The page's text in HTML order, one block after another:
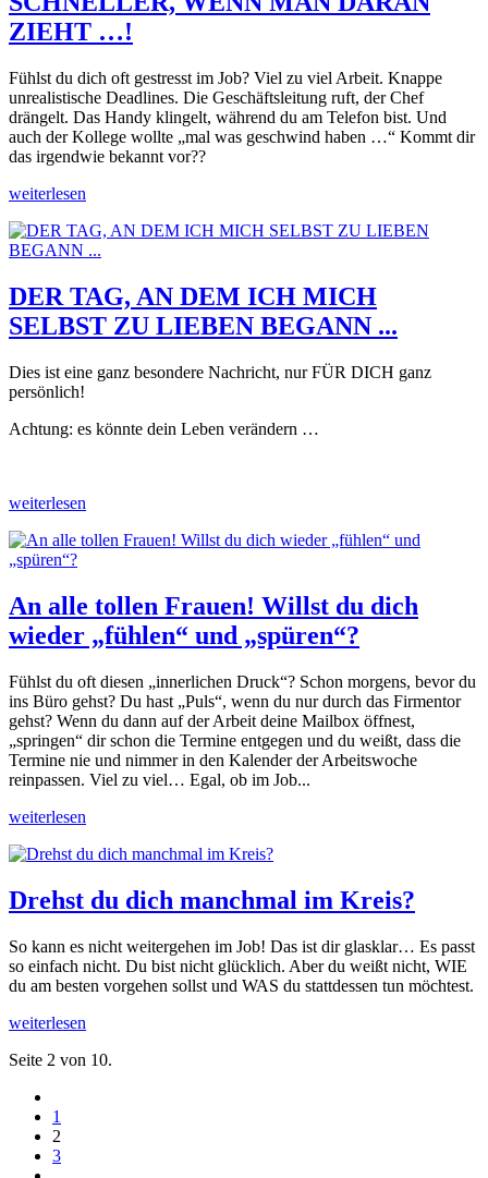
ZIEHT …!
Fühlst du dich oft gestresst im Job? Viel zu viel Arbeit. Knappe
unrealistische Deadlines. Die Geschäftsleitung ruft, der Chef
drängelt. Das Handy klingelt, während du am Telefon bist. Und
auch der Kollege wollte „mal was geschwind haben …“ Kommt dir
das irgendwie bekannt vor??
weiterlesen
DER TAG, AN DEM ICH MICH
SELBST ZU LIEBEN BEGANN ...
Dies ist eine ganz besondere Nachricht, nur FÜR DICH ganz
persönlich!
Achtung: es könnte dein Leben verändern …
weiterlesen
An alle tollen Frauen! Willst du dich
wieder „fühlen“ und „spüren“?
Fühlst du oft diesen „innerlichen Druck“? Schon morgens, bevor du
ins Büro gehst? Du hast „Puls“, wenn du nur durch das Firmentor
gehst? Wenn du dann auf der Arbeit deine Mailbox öffnest,
„springen“ dir schon die Termine entgegen und du weißt, dass die
Termine nie und nimmer in den Kalender der Arbeitswoche
reinpassen. Viel zu viel… Egal, ob im Job...
weiterlesen
Drehst du dich manchmal im Kreis?
So kann es nicht weitergehen im Job! Das ist dir glasklar… Es passt
so einfach nicht. Du bist nicht glücklich. Aber du weißt nicht, WIE
du am besten vorgehen sollst und WAS du stattdessen tun möchtest.
weiterlesen
Seite 2 von 10.
1
2
3